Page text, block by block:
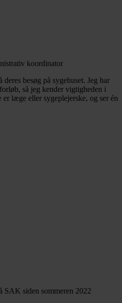
koordinator
besøg på sygehuset. Jeg har
så jeg kender vigtigheden i
er læge eller sygeplejerske, og ser én
SAK siden sommeren 2022